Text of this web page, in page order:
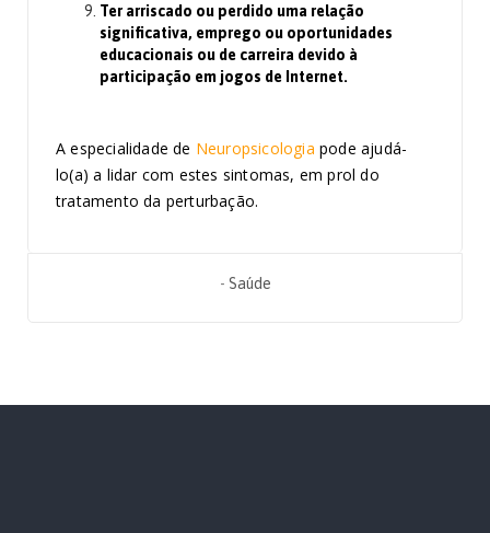
Ter arriscado ou perdido uma relação
significativa, emprego ou oportunidades
educacionais ou de carreira devido à
participação em jogos de Internet.
A especialidade de Neuropsicologia pode ajudá-
lo(a) a lidar com estes sintomas, em prol do
tratamento da perturbação.
- Saúde